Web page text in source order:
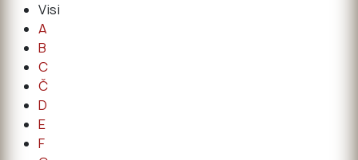
Visi
A
B
C
Č
D
E
F